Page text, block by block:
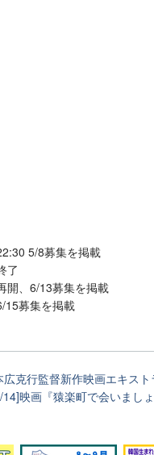
5/8募集を掲載
了
、6/13募集を掲載
募集を掲載
克行監督新作映画エキス
14]映画『猿楽町で会いまし